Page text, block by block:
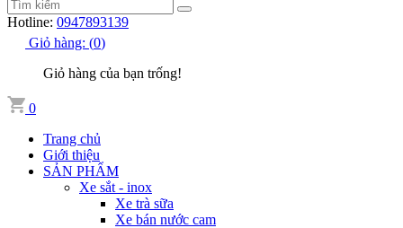
Hotline: 0947893139
Giỏ hàng: (0)
Giỏ hàng của bạn trống!
0
Trang chủ
Giới thiệu
SẢN PHẨM
Xe sắt - inox
Xe trà sữa
Xe bán nước cam